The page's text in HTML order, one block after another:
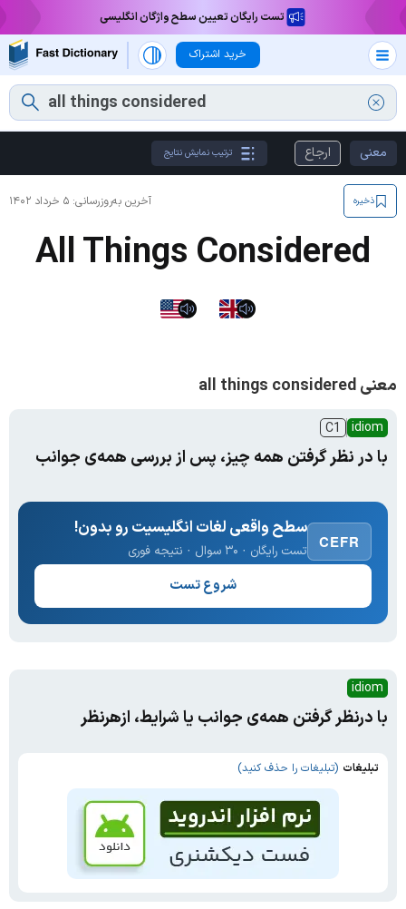
تست رایگان تعیین سطح واژگان انگلیسی
خرید اشتراک
معنی ارجاع ترتیب نمایش نتایج
آخرین به‌روزرسانی: ۵ خرداد ۱۴۰۲ ذخیره
All Things Considered
معنی all things considered
idiom
C1
با در نظر گرفتن همه چیز، پس از بررسی همه‌ی جوانب
CEFR
سطح واقعی لغات انگلیسیت رو بدون!
تست رایگان · ۳۰ سوال · نتیجه فوری
شروع تست
idiom
با درنظر گرفتن همه‌ی جوانب یا شرایط، ازهرنظر
تبلیغات (تبلیغات را حذف کنید)